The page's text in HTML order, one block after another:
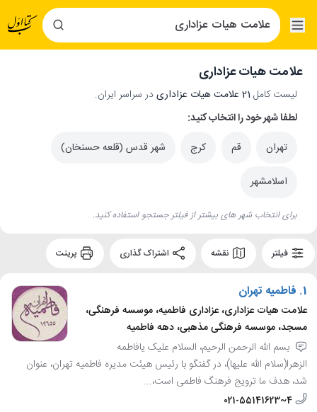
علامت هیات عزاداری
لیست کامل 21 علامت هیات عزاداری
در سراسر ایران.
لطفا شهر خود را انتخاب کنید:
تهران
قم کرج شهر قدس (قلعه حسنخان)
اسلامشهر
برای انتخاب شهر های بیشتر از فیلتر جستجو استفاده کنید.
فیلتر نقشه
1. فاطمیه تهران
علامت هیات عزاداری، عزاداری فاطمیه، موسسه فرهنگی،
مسجد، موسسه فرهنگی مذهبی، دهه فاطمیه
بسم الله الرحمن الرحیم، السلام علیک یافاطمه
الزهرا(سلام الله علیها)، در گفتگو با رئیس هیئت مدیره فاطمیه تهران، عنوان
شد، هدف ما ترویج فرهنگ فاطمی است،...
021-55141623~4